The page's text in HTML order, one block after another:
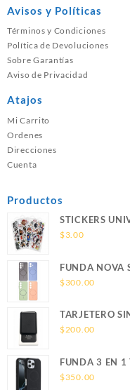
Avisos y Políticas
Términos y Condiciones
Política de Devoluciones
Sobre Garantías
Aviso de Privacidad
Atajos
Mi Carrito
Ordenes
Direcciones
Cuenta
Productos
STICKERS
$3.00
FUNDA NOVA
SOPORTE
$300.00
TARJETERO
LEATHER
$200.00
FUNDA 3 EN 1
S26 ULTRA
$350.00